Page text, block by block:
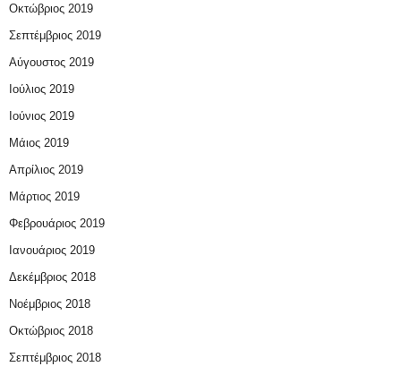
Οκτώβριος 2019
Σεπτέμβριος 2019
Αύγουστος 2019
Ιούλιος 2019
Ιούνιος 2019
Μάιος 2019
Απρίλιος 2019
Μάρτιος 2019
Φεβρουάριος 2019
Ιανουάριος 2019
Δεκέμβριος 2018
Νοέμβριος 2018
Οκτώβριος 2018
Σεπτέμβριος 2018